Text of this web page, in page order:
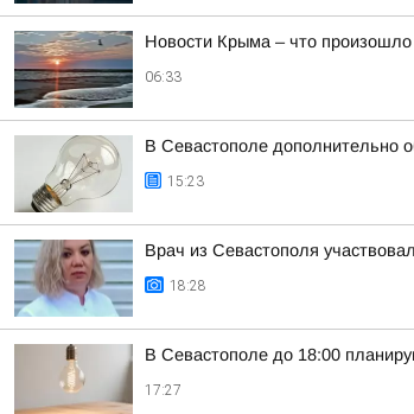
Новости Крыма – что
06:33
В Севастополе дополнительно
15:23
Врач из Севастополя
18:28
В Севастополе до 18:00
17:27